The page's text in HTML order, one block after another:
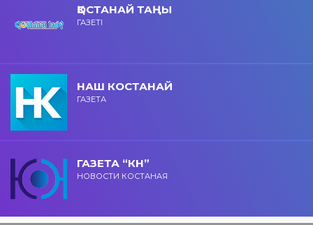
ҚОСТАНАЙ ТАҢЫ
ГАЗЕТІ
НАШ КОСТАНАЙ
ГАЗЕТА
ГАЗЕТА “КН”
НОВОСТИ КОСТАНАЯ